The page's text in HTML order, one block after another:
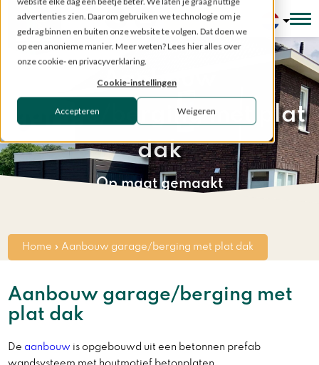
advertenties zien. Daarom gebruiken we technologie om je
gedrag binnen en buiten onze website te volgen. Dat doen we
op een anonieme manier. Meer weten? Lees hier alles over
onze cookie- en privacyverklaring.
Cookie-instellingen
Accepteren Weigeren
Configurator
Aanbouw
garage/berging met plat
dak
Op maat gemaakt
Home » Aanbouw garage/berging met plat dak
Aanbouw garage/berging met
plat dak
De aanbouw is opgebouwd uit een betonnen prefab